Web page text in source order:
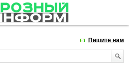
Пишите нам